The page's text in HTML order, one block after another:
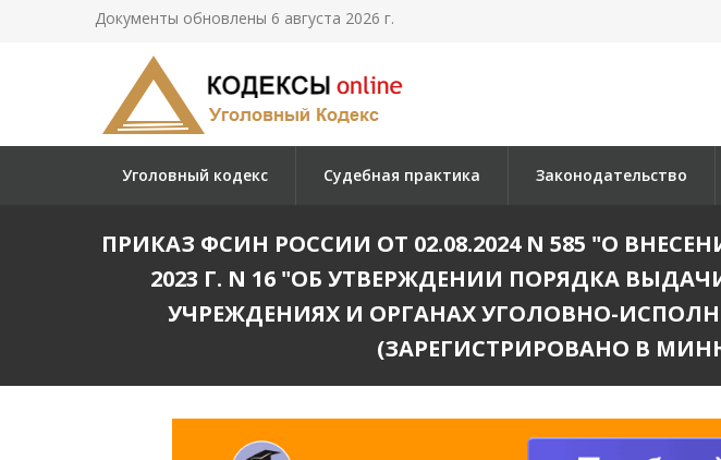
Документы обновлены 6 августа 2026 г.
Уголовный кодекс Судебная практика Законодательство
ПРИКАЗ ФСИН РОССИИ ОТ 02.08.2024 N 585 "О
2023 Г. N 16 "ОБ УТВЕРЖДЕНИИ ПОРЯДКА
УЧРЕЖДЕНИЯХ И ОРГАНАХ УГОЛОВНО-
(ЗАРЕГИСТРИРОВАНО В